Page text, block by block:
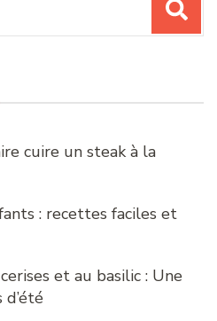
cuire un steak à la
: recettes faciles et
et au basilic : Une